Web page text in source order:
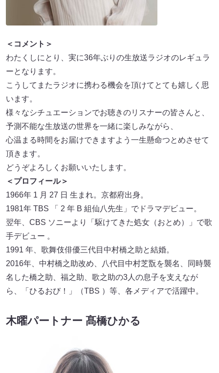
＜コメント＞
わたくしにとり、実に36年ぶりの生放送ラジオのレギュラ
ーとなります。
こうしてまたラジオに携わる機会を頂けてとても嬉しく思
います。
様々なシチュエーションでお聴きのリスナーの皆さんと、
予測不能な生放送の世界を一緒に楽しみながら、
心温まる時間をお届けできますよう一生懸命つとめさせて
頂きます。
どうぞよろしくお願いいたします。
＜プロフィール＞
1966年 1 月 27 日 生まれ。京都府出身。
1981年 TBS 「 2 年 B 組仙八先生」でドラマデビュー。
翌年、CBS ソニーより「駆けてきた処女（おとめ）」で歌
手デビュー 。
1991 年、歌舞伎俳優三代目中村橋之助と結婚。
2016年、中村橋之助改め、八代目中村芝翫を襲名、同時襲
名した橋之助、福之助、歌之助の3人の息子を支えなが
ら、「ひるおび！」（TBS ）等、各メディアで活躍中。
木曜パートナー 髙橋ひかる